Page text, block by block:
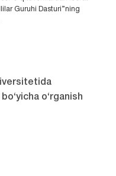
Guruhi Dasturi”ning
o‘rganish